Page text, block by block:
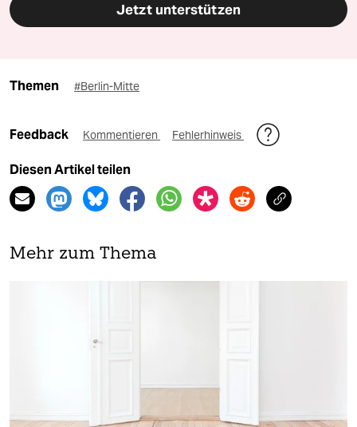
Jetzt unterstützen
Themen #Berlin-Mitte
Feedback Kommentieren Fehlerhinweis
Diesen Artikel teilen
Mehr zum Thema